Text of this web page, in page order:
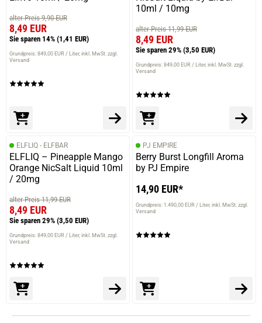
alter Preis 9,90 EUR
8,49 EUR
Sie sparen 14% (1,41 EUR)
Grundpreis: 849,00 EUR / Liter inkl. MwSt. zzgl.
Versand
10ml / 10mg
alter Preis 11,99 EUR
8,49 EUR
Sie sparen 29% (3,50 EUR)
Grundpreis: 849,00 EUR / Liter inkl. MwSt. zzgl.
Versand
ELFLIQ - ELFBAR
ELFLIQ – Pineapple Mango
Orange NicSalt Liquid 10ml
/ 20mg
alter Preis 11,99 EUR
8,49 EUR
Sie sparen 29% (3,50 EUR)
Grundpreis: 849,00 EUR / Liter inkl. MwSt. zzgl.
Versand
PJ EMPIRE
Berry Burst Longfill Aroma
by PJ Empire
14,90 EUR*
Grundpreis: 1.490,00 EUR / Liter inkl. MwSt. zzgl.
Versand